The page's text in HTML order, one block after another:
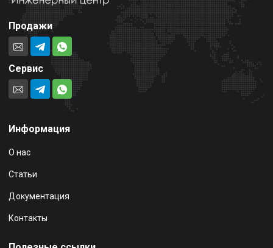
Продажи
Сервис
Информация
О нас
Статьи
Документация
Контакты